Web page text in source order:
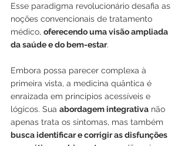
Esse paradigma revolucionário desafia as
noções convencionais de tratamento
médico, oferecendo uma visão ampliada
da saúde e do bem-estar.
Embora possa parecer complexa à
primeira vista, a medicina quântica é
enraizada em princípios acessíveis e
lógicos. Sua abordagem integrativa não
apenas trata os sintomas, mas também
busca identificar e corrigir as disfunções